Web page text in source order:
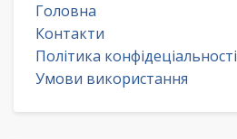
Головна
Контакти
Політика конфідеціальності
Умови використання